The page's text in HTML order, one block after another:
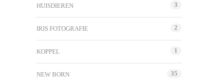
HUISDIEREN 3
IRIS FOTOGRAFIE 2
KOPPEL 1
NEW BORN 35